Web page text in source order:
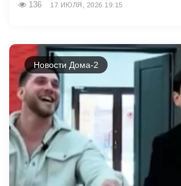
136 17 ИЮЛЯ, 2026 19:15
Новости Дома-2